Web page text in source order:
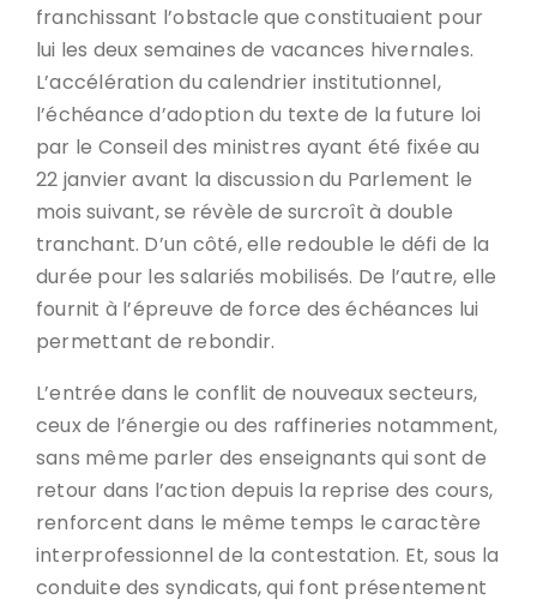
franchissant l’obstacle que constituaient pour
lui les deux semaines de vacances hivernales.
L’accélération du calendrier institutionnel,
l’échéance d’adoption du texte de la future loi
par le Conseil des ministres ayant été fixée au
22 janvier avant la discussion du Parlement le
mois suivant, se révèle de surcroît à double
tranchant. D’un côté, elle redouble le défi de la
durée pour les salariés mobilisés. De l’autre, elle
fournit à l’épreuve de force des échéances lui
permettant de rebondir.
L’entrée dans le conflit de nouveaux secteurs,
ceux de l’énergie ou des raffineries notamment,
sans même parler des enseignants qui sont de
retour dans l’action depuis la reprise des cours,
renforcent dans le même temps le caractère
interprofessionnel de la contestation. Et, sous la
conduite des syndicats, qui font présentement